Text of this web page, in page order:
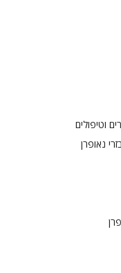
וטיפולים
נאופרן